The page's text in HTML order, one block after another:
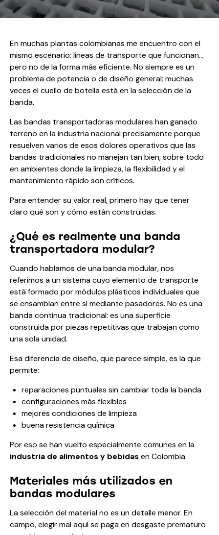
En muchas plantas colombianas me encuentro con el
mismo escenario: líneas de transporte que funcionan…
pero no de la forma más eficiente. No siempre es un
problema de potencia o de diseño general; muchas
veces el cuello de botella está en la selección de la
banda.
Las bandas transportadoras modulares han ganado
terreno en la industria nacional precisamente porque
resuelven varios de esos dolores operativos que las
bandas tradicionales no manejan tan bien, sobre todo
en ambientes donde la limpieza, la flexibilidad y el
mantenimiento rápido son críticos.
Para entender su valor real, primero hay que tener
claro qué son y cómo están construidas.
¿Qué es realmente una banda
transportadora modular?
Cuando hablamos de una banda modular, nos
referimos a un sistema cuyo elemento de transporte
está formado por módulos plásticos individuales que
se ensamblan entre sí mediante pasadores. No es una
banda continua tradicional: es una superficie
construida por piezas repetitivas que trabajan como
una sola unidad.
Esa diferencia de diseño, que parece simple, es la que
permite:
reparaciones puntuales sin cambiar toda la banda
configuraciones más flexibles
mejores condiciones de limpieza
buena resistencia química
Por eso se han vuelto especialmente comunes en la
industria de alimentos y bebidas en Colombia.
Materiales más utilizados en
bandas modulares
La selección del material no es un detalle menor. En
campo, elegir mal aquí se paga en desgaste prematuro